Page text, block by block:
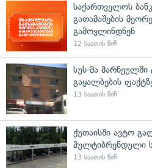
საქართველოს
გათამაშების
გამოვლინდნენ
12 საათის წინ
სუს-მა მარნეულში
გაყალბების
13 საათის წინ
ქუთაისში ავტო
მულტიბრენდული
13 საათის წინ